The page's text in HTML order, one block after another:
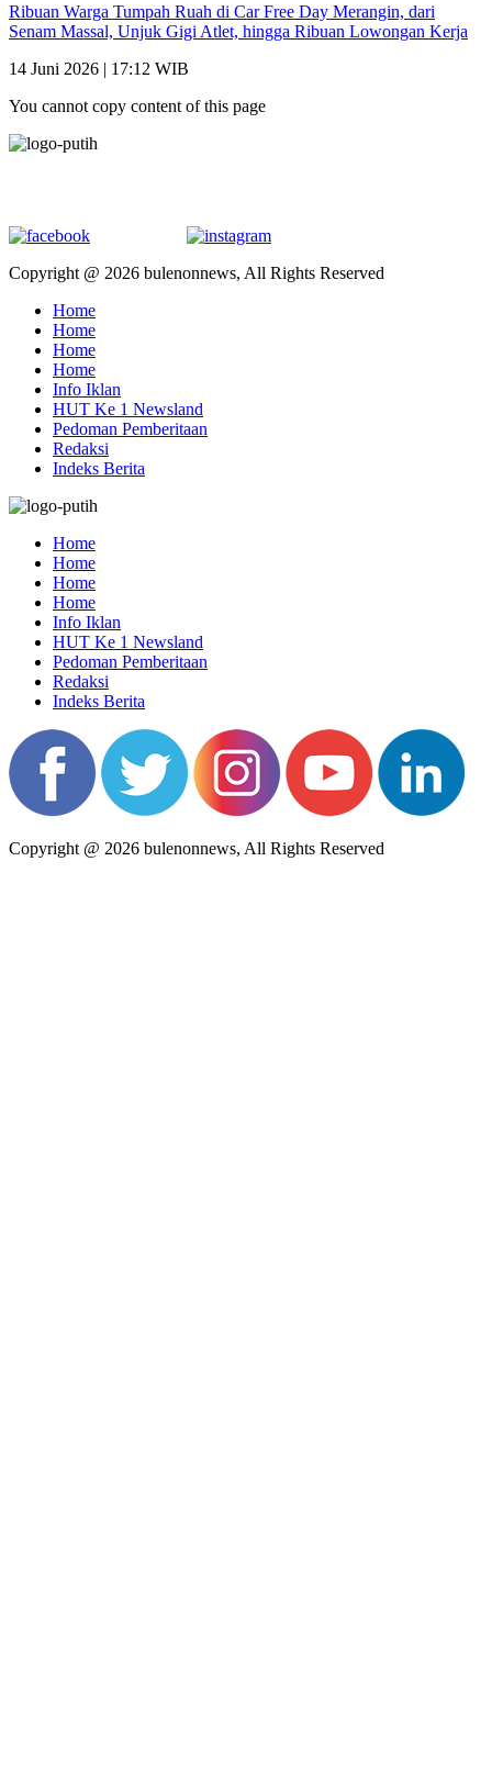
Ribuan Warga Tumpah Ruah di Car Free Day Merangin, dari
Senam Massal, Unjuk Gigi Atlet, hingga Ribuan Lowongan Kerja
14 Juni 2026 | 17:12 WIB
You cannot copy content of this page
Copyright @ 2026 bulenonnews, All Rights Reserved
Home
Home
Home
Home
Info Iklan
HUT Ke 1 Newsland
Pedoman Pemberitaan
Redaksi
Indeks Berita
Home
Home
Home
Home
Info Iklan
HUT Ke 1 Newsland
Pedoman Pemberitaan
Redaksi
Indeks Berita
Copyright @ 2026 bulenonnews, All Rights Reserved